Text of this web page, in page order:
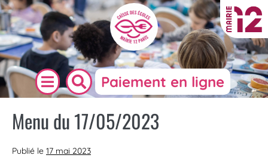
Paiement en ligne
Menu du 17/05/2023
Publié le 17 mai 2023